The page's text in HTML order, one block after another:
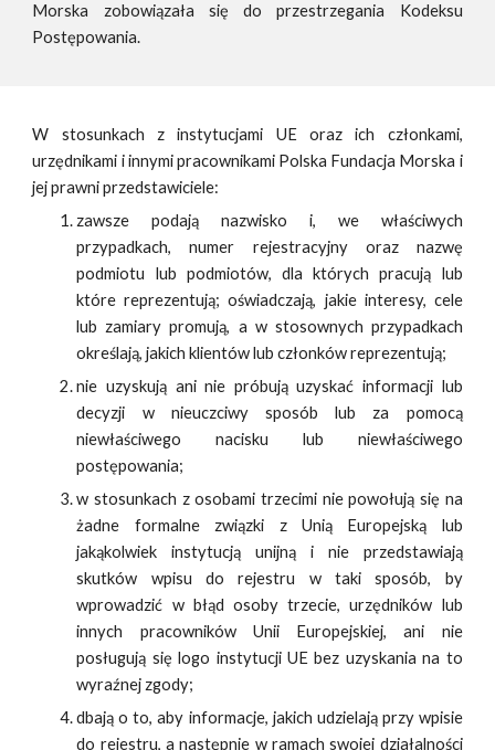
Morska zobowiązała się do przestrzegania Kodeksu
Postępowania.
W stosunkach z instytucjami UE oraz ich członkami,
urzędnikami i innymi pracownikami Polska Fundacja Morska i
jej prawni przedstawiciele:
zawsze podają nazwisko i, we właściwych
przypadkach, numer rejestracyjny oraz nazwę
podmiotu lub podmiotów, dla których pracują lub
które reprezentują; oświadczają, jakie interesy, cele
lub zamiary promują, a w stosownych przypadkach
określają, jakich klientów lub członków reprezentują;
nie uzyskują ani nie próbują uzyskać informacji lub
decyzji w nieuczciwy sposób lub za pomocą
niewłaściwego nacisku lub niewłaściwego
postępowania;
w stosunkach z osobami trzecimi nie powołują się na
żadne formalne związki z Unią Europejską lub
jakąkolwiek instytucją unijną i nie przedstawiają
skutków wpisu do rejestru w taki sposób, by
wprowadzić w błąd osoby trzecie, urzędników lub
innych pracowników Unii Europejskiej, ani nie
posługują się logo instytucji UE bez uzyskania na to
wyraźnej zgody;
dbają o to, aby informacje, jakich udzielają przy wpisie
do rejestru, a następnie w ramach swojej działalności